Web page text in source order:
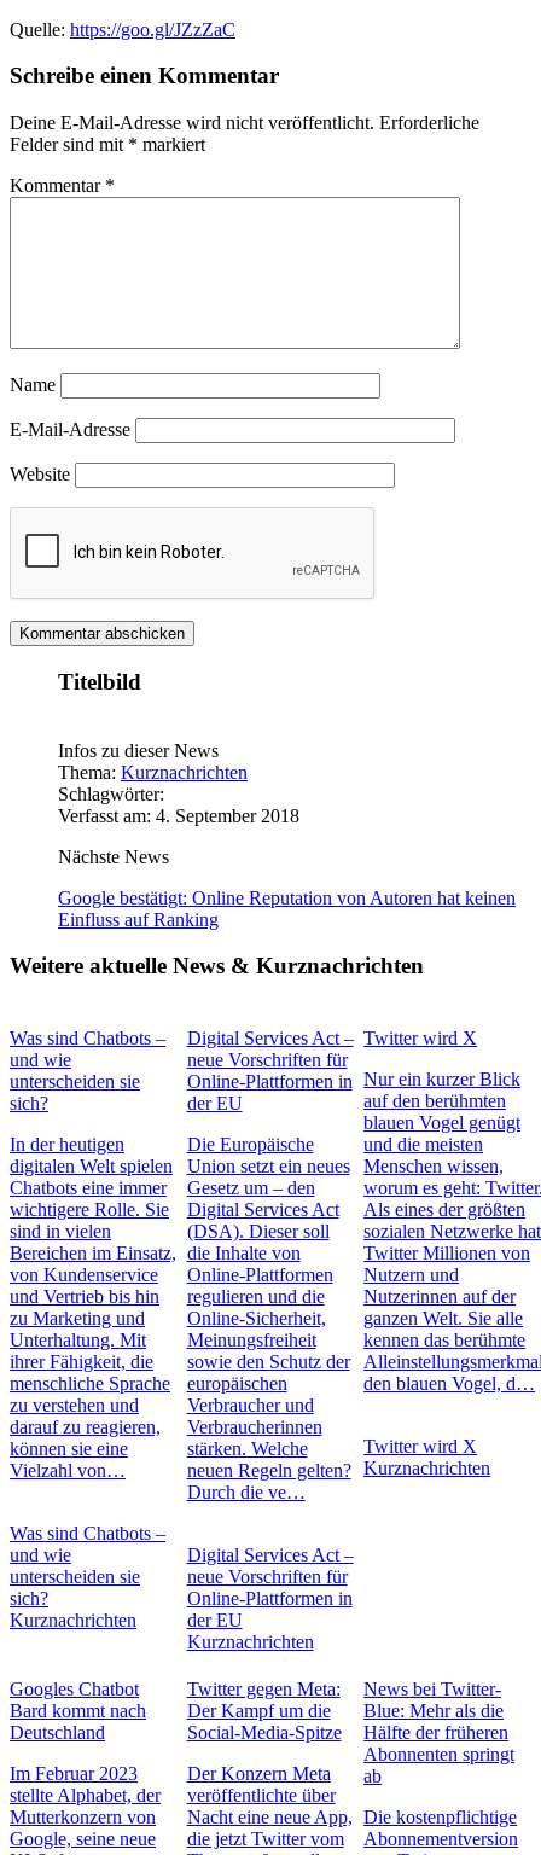
Quelle: https://goo.gl/JZzZaC
Schreibe einen Kommentar
Deine E-Mail-Adresse wird nicht veröffentlicht. Erforderliche
Felder sind mit * markiert
Kommentar *
Name
E-Mail-Adresse
Website
Titelbild
Infos zu dieser News
Thema: Kurznachrichten
Schlagwörter:
Verfasst am: 4. September 2018
Nächste News
Google bestätigt: Online Reputation von Autoren hat keinen
Einfluss auf Ranking
Weitere aktuelle News & Kurznachrichten
Was sind Chatbots –
und wie
unterscheiden sie
sich?
In der heutigen
digitalen Welt spielen
Chatbots eine immer
wichtigere Rolle. Sie
sind in vielen
Bereichen im Einsatz,
von Kundenservice
und Vertrieb bis hin
zu Marketing und
Unterhaltung. Mit
ihrer Fähigkeit, die
menschliche Sprache
zu verstehen und
darauf zu reagieren,
können sie eine
Vielzahl von…
Was sind Chatbots –
und wie
unterscheiden sie
sich?
Kurznachrichten
Digital Services Act –
neue Vorschriften für
Online-Plattformen in
der EU
Die Europäische
Union setzt ein neues
Gesetz um – den
Digital Services Act
(DSA). Dieser soll
die Inhalte von
Online-Plattformen
regulieren und die
Online-Sicherheit,
Meinungsfreiheit
sowie den Schutz der
europäischen
Verbraucher und
Verbraucherinnen
stärken. Welche
neuen Regeln gelten?
Durch die ve…
Digital Services Act –
neue Vorschriften für
Online-Plattformen in
der EU
Kurznachrichten
Twitter wird X
Nur ein kurzer Blick
auf den berühmten
blauen Vogel genügt
und die meisten
Menschen wissen,
worum es geht:
Als eines der größten
sozialen Netzwerke hat
Twitter Millionen von
Nutzern und
Nutzerinnen auf der
ganzen Welt. Sie alle
kennen das berühmte
den blauen Vogel, d…
Twitter wird X
Kurznachrichten
Googles Chatbot
Bard kommt nach
Deutschland
Im Februar 2023
stellte Alphabet, der
Mutterkonzern von
Google, seine neue
Twitter gegen Meta:
Der Kampf um die
Social-Media-Spitze
Der Konzern Meta
veröffentlichte über
Nacht eine neue App,
die jetzt Twitter vom
News bei Twitter-
Blue: Mehr als die
Hälfte der früheren
Abonnenten springt
ab
Die kostenpflichtige
Abonnementversion